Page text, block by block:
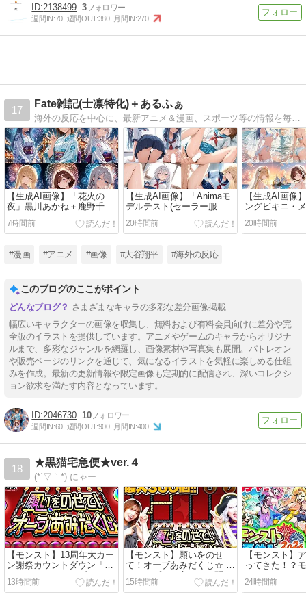
2138499 3
週間IN:70 週間OUT:380 月間IN:270
17
Fate雑記(士凛特化)＋あるふぁ
海外の反応を中心に、最新アニメ＆漫画、スポーツ等の情報を毎日紹介
【生成AI画像】「花火の
夜」黒川あかね＋鹿野千夏
＋アーリャ＋椎名真昼＋和
栗薫子＋アリューシア＋オ
7時間前
【生成AI画像】「Animaモ
デルテスト(セーラー服
ver)」黒川あかね＋鹿野千
夏＋アーリャ＋椎名真昼＋
薫子＋山城恋＋樋口円香＋
朝凪海＋アリューシア【R-
20時間前
【生成AI画像
ングビキニ・
黒川あかね＋
ーリャ＋椎名
20時間前
#漫画 #アニメ #画像 #大谷翔平 #海外の反応
このブログのここがポイント
さまざまなキャラの多彩な差分画像掲載
幅広いキャラクターの画像を収集し、無料および有料会員向けに差分や完
全版のイラストを提供しています。アニメやゲームのキャラからオリジナ
ルまで、多彩なジャンルを網羅し、画像素材や写真集も展開。パトレオン
や販売ページのリンクを通じて、気になるイラストを気軽に楽しめる仕組
みを作成。最新の更新情報や限定画像も定期的に配信され、深いコレクシ
ョン欲求を満たす内容となっています。
2046730 10
週間IN:60 週間OUT:900 月間IN:400
18
★黒猫宅急便★ver.４
(*´▽｀*) にゃー
【モンスト】13周年大カー
ン謝祭カウントダウン「願
いをのせて！オーブあみだ
くじ」に挑戦！（※締切間
13時間前
【モンスト】願いをのせ
て！オーブあみだくじ☆ あ
みだのプロの言うこと聞い
た結果…… 【ゴー☆ジャス
15時間前
【モンスト】
ってきた！？
み2026ガチャ
カ】
24時間前